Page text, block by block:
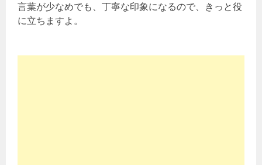
言葉が少なめでも、丁寧な印象になるので、きっと役
に立ちますよ。